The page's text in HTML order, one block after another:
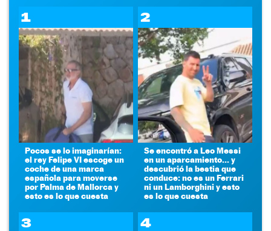
1
Pocos se lo imaginarían:
el rey Felipe VI escoge un
coche de una marca
española para moverse
por Palma de Mallorca y
esto es lo que cuesta
2
Se encontró a Leo Messi
en un aparcamiento... y
descubrió la bestia que
conduce: no es un Ferrari
ni un Lamborghini y esto
es lo que cuesta
3 4